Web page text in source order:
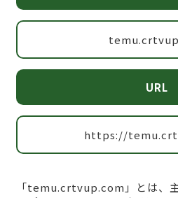
URL
https://
「temu.crtvup.com」とは、